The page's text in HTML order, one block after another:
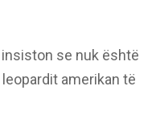
insiston se nuk është
amerikan të